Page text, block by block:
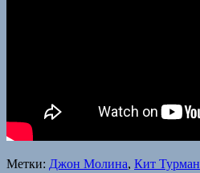
Метки: Джон Молина, Кит Турман